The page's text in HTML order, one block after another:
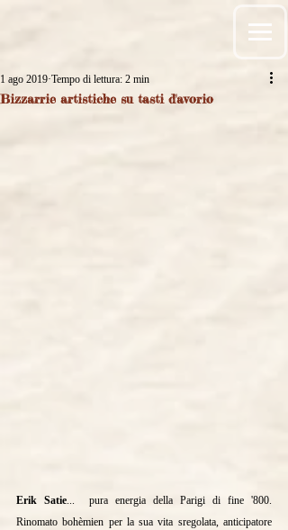
Bizzarrie artistiche su tasti d'avorio
1 ago 2019 Tempo di lettura: 2 min
Erik Satie...  pura energia della Parigi di fine '800.
Rinomato bohèmien per la sua vita sregolata, anticipatore